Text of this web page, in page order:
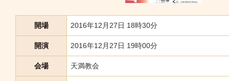
開場 2016年12月27日 18時30分
開演 2016年12月27日 19時00分
会場 天満教会